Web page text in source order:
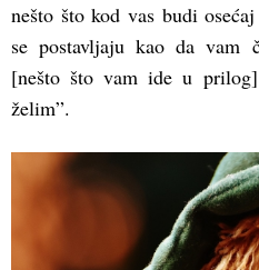
nešto što kod vas budi
se postavljaju kao da vam
[nešto što vam ide u
želim”.